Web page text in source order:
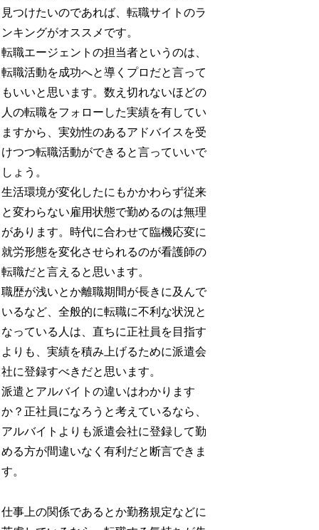
見つけたいのであれば、転職サイトのラ
ンキングがオススメです。
転職エージェントの担当者というのは、
転職活動を成功へと導くプロだと言って
もいいと思います。数え切れないほどの
人の転職をフォローした実績を有してい
ますから、実効性のあるアドバイスを受
けつつ転職活動ができると言っていいで
しょう。
生活環境が変化したにもかかわらず従来
と変わらない雇用状態で勤めるのは無理
があります。時代に合わせて臨機応変に
就労形態を変化させられるのが看護師の
転職だと言えると思います。
職歴が浅いとか離職期間が長きに及んで
いるなど、全般的に転職に不利な状況と
なっている人は、直ちに正社員を目指す
よりも、実績を積み上げるために派遣会
社に登録すべきだと思います。
派遣とアルバイトの違いはわかります
か？正社員になろうと考えているなら、
アルバイトよりも派遣会社に登録して勤
める方が間違いなく有利だと断言できま
す。
仕事上の関係であるとか勤務規定などに